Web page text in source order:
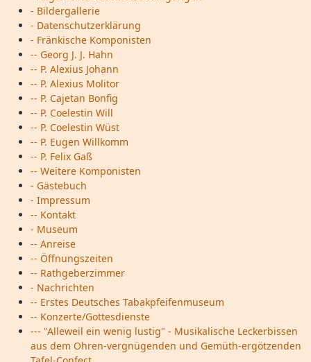
- Bildergallerie
- Datenschutzerklärung
- Fränkische Komponisten
-- Georg J. J. Hahn
-- P. Alexius Johann
-- P. Alexius Molitor
-- P. Cajetan Bonfig
-- P. Coelestin Will
-- P. Coelestin Wüst
-- P. Eugen Willkomm
-- P. Felix Gaß
-- Weitere Komponisten
- Gästebuch
- Impressum
-- Kontakt
- Museum
-- Anreise
-- Öffnungszeiten
-- Rathgeberzimmer
- Nachrichten
-- Erstes Deutsches Tabakpfeifenmuseum
-- Konzerte/Gottesdienste
--- "Alleweil ein wenig lustig" - Musikalische Leckerbissen
aus dem Ohren-vergnügenden und Gemüth-ergötzenden